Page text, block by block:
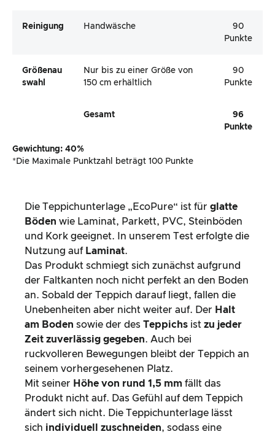
Reinigung Handwäsche
90
Punkte
Größenau
Swahl
Nur bis zu einer Größe von
150 cm erhältlich
90
Punkte
Gesamt
96
Punkte
Gewichtung: 40%
*Die Maximale Punktzahl beträgt 100 Punkte
Die Teppichunterlage „EcoPure“ ist für glatte
Böden wie Laminat, Parkett, PVC, Steinböden
und Kork geeignet. In unserem Test erfolgte die
Nutzung auf Laminat.
Das Produkt schmiegt sich zunächst aufgrund
der Faltkanten noch nicht perfekt an den Boden
an. Sobald der Teppich darauf liegt, fallen die
Unebenheiten aber nicht weiter auf. Der Halt
am Boden sowie der des Teppichs ist zu jeder
Zeit zuverlässig gegeben. Auch bei
ruckvolleren Bewegungen bleibt der Teppich an
seinem vorhergesehenen Platz.
Mit seiner Höhe von rund 1,5 mm fällt das
Produkt nicht auf. Das Gefühl auf dem Teppich
ändert sich nicht. Die Teppichunterlage lässt
sich individuell zuschneiden, sodass eine